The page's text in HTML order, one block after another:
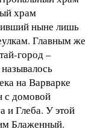
храм
ныне лишь
Главным же
город –
на Варварке
с домовой
и Глеба. У этой
Блаженный.